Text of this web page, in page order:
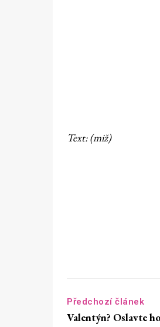
Text:(miž)
Předchozí článek
Valentýn? Oslavte